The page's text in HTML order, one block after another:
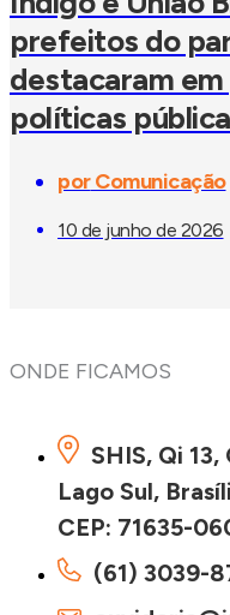
prefeitos do
destacaram
políticas
porComunicação
10 de junho de 2026
ONDE FICAMOS
SHIS, Qi
Lago Sul,
CEP: 71635-
(61) 3039-